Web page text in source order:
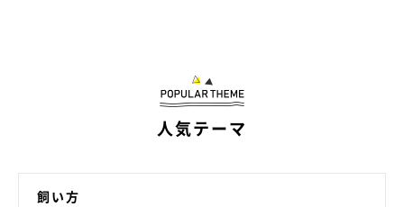
ねこのきもち投稿写真ギャラリー
人気テーマ
飼い方